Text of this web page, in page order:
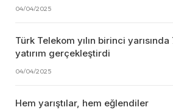
04/04/2025
Türk Telekom yılın birinci
yatırım gerçekleştirdi
04/04/2025
Hem yarıştılar, hem eğlendiler